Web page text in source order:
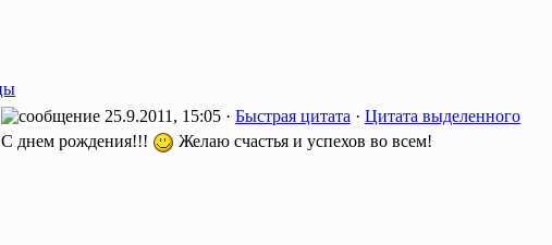
25.9.2011, 15:05 · Быстрая цитата · Цитата выделенного
С днем рождения!!! Желаю счастья и успехов во всем!